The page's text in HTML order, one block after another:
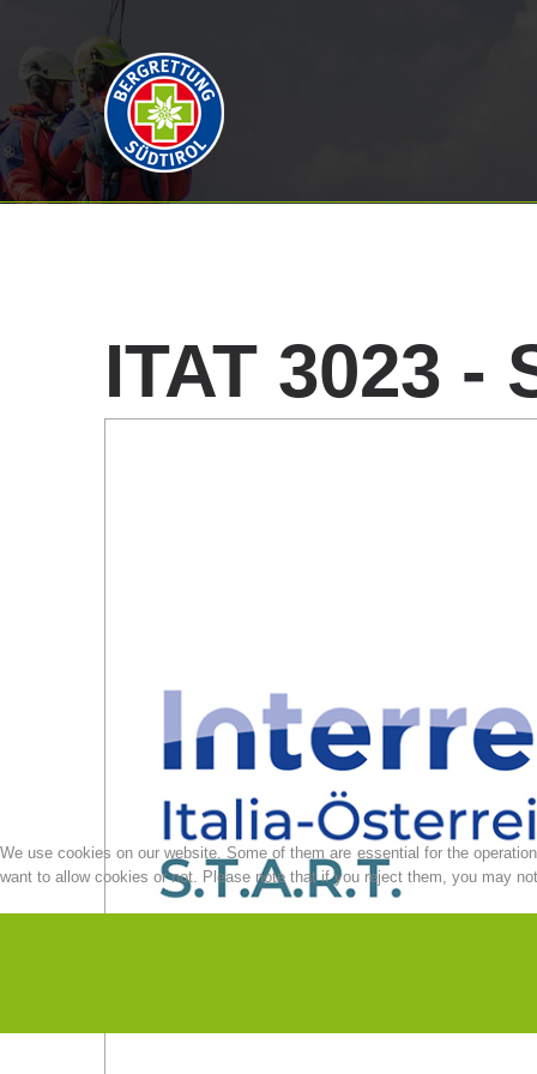
ITAT 3023 -
We use cookies on our website. Some of them are essential for the
want to allow cookies or not. Please note that if you reject them, you may